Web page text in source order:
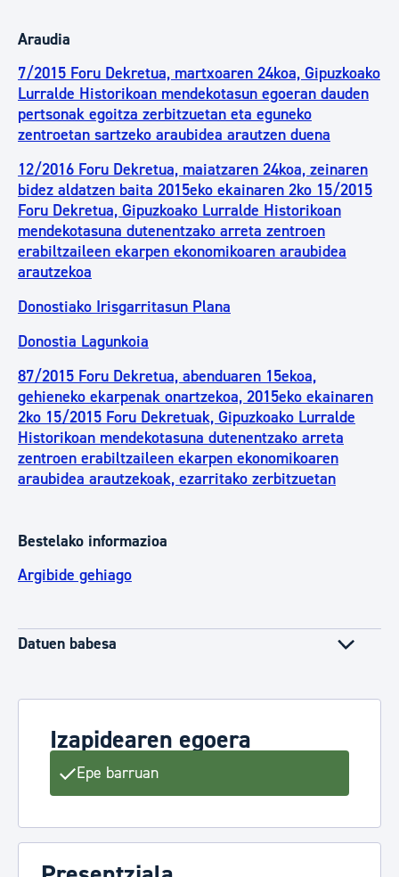
Araudia
7/2015 Foru Dekretua, martxoaren 24koa, Gipuzkoako
Lurralde Historikoan mendekotasun egoeran dauden
pertsonak egoitza zerbitzuetan eta eguneko
zentroetan sartzeko araubidea arautzen duena
12/2016 Foru Dekretua, maiatzaren 24koa, zeinaren
bidez aldatzen baita 2015eko ekainaren 2ko 15/2015
Foru Dekretua, Gipuzkoako Lurralde Historikoan
mendekotasuna dutenentzako arreta zentroen
erabiltzaileen ekarpen ekonomikoaren araubidea
arautzekoa
Donostiako Irisgarritasun Plana
Donostia Lagunkoia
87/2015 Foru Dekretua, abenduaren 15ekoa,
gehieneko ekarpenak onartzekoa, 2015eko ekainaren
2ko 15/2015 Foru Dekretuak, Gipuzkoako Lurralde
Historikoan mendekotasuna dutenentzako arreta
zentroen erabiltzaileen ekarpen ekonomikoaren
araubidea arautzekoak, ezarritako zerbitzuetan
Bestelako informazioa
Argibide gehiago
Datuen babesa
Izapidearen egoera
Epe barruan